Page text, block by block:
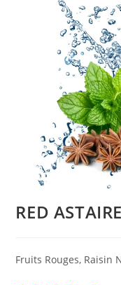
RED
Fruits Rouges, Raisin